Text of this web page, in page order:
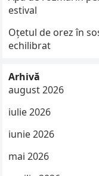
estival
Oțetul de orez în
echilibrat
Arhivă
august 2026
iulie 2026
iunie 2026
mai 2026